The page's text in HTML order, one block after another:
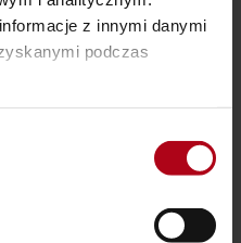
z innymi danymi
podczas
zbliża się wielka zmiana!